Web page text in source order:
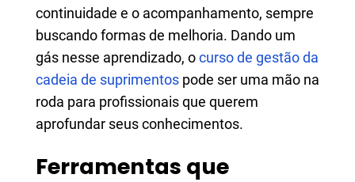
continuidade e o acompanhamento, sempre
buscando formas de melhoria. Dando um
gás nesse aprendizado, ocurso de gestão da
cadeia de suprimentos pode ser uma mão na
roda para profissionais que querem
aprofundar seus conhecimentos.
Ferramentas que